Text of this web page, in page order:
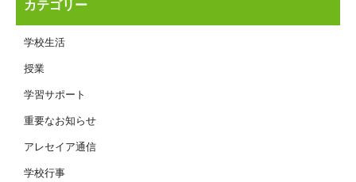
カテゴリー
学校生活
授業
学習サポート
重要なお知らせ
アレセイア通信
学校行事